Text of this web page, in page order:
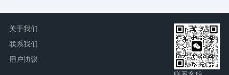
关于我们
联系我们
用户协议